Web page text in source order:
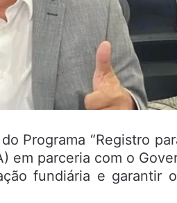
Programa “Registro
em parceria com o
fundiária e garantir